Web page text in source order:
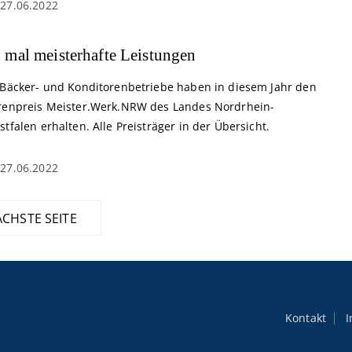
27.06.2022
mal meisterhafte Leistungen
und Konditorenbetriebe haben in diesem Jahr den
Meister.Werk.NRW des Landes Nordrhein-
erhalten. Alle Preisträger in der Übersicht.
27.06.2022
SEITE
Kontakt